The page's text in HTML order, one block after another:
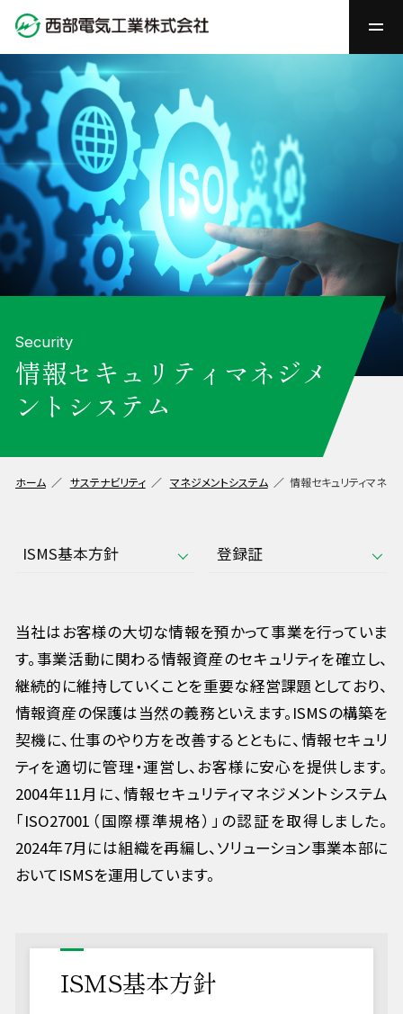
情報セキュリティマネジメ
ントシステム
Security
ホーム サステナビリティ マネジメントシステム 情報セキュリティマネジ
ISMS基本方針 登録証
当社はお客様の大切な情報を預かって事業を行っていま
す。事業活動に関わる情報資産のセキュリティを確立し、
継続的に維持していくことを重要な経営課題としており、
情報資産の保護は当然の義務といえます。ISMSの構築を
契機に、仕事のやり方を改善するとともに、情報セキュリ
ティを適切に管理・運営し、お客様に安心を提供します。
2004年11月に、情報セキュリティマネジメントシステム
「ISO27001（国際標準規格）」の認証を取得しました。
2024年7月には組織を再編し、ソリューション事業本部に
おいてISMSを運用しています。
ISMS基本方針